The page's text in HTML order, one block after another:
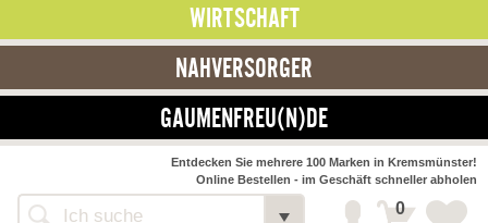
WIRTSCHAFT
NAHVERSORGER
GAUMENFREU(N)DE
Alle Webseiten
Entdecken Sie mehrere 100 Marken in Kremsmünster!
Online Bestellen - im Geschäft schneller abholen
0
NAHVERSORGER
>> Bauernmarkt << Detail